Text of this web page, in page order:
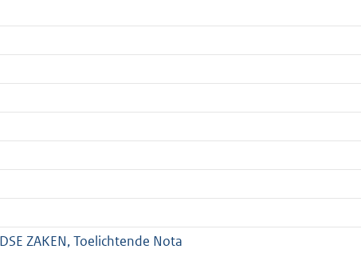
ZAKEN, Toelichtende Nota